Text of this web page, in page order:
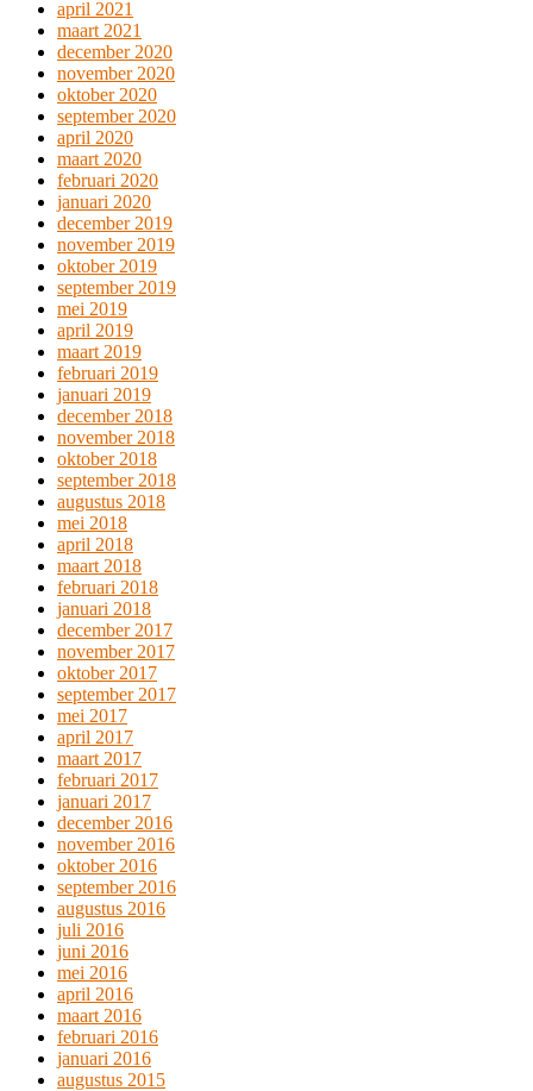
april 2021
maart 2021
december 2020
november 2020
oktober 2020
september 2020
april 2020
maart 2020
februari 2020
januari 2020
december 2019
november 2019
oktober 2019
september 2019
mei 2019
april 2019
maart 2019
februari 2019
januari 2019
december 2018
november 2018
oktober 2018
september 2018
augustus 2018
mei 2018
april 2018
maart 2018
februari 2018
januari 2018
december 2017
november 2017
oktober 2017
september 2017
mei 2017
april 2017
maart 2017
februari 2017
januari 2017
december 2016
november 2016
oktober 2016
september 2016
augustus 2016
juli 2016
juni 2016
mei 2016
april 2016
maart 2016
februari 2016
januari 2016
augustus 2015